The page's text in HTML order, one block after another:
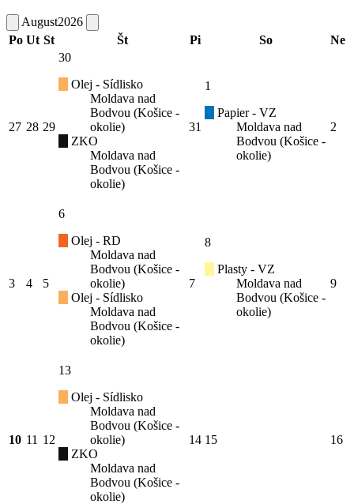
August2026
Po Ut St Št Pi So Ne
27 28 29
30
Olej - Sídlisko
Moldava nad
Bodvou (Košice -
okolie)
ZKO
Moldava nad
Bodvou (Košice -
okolie)
31
1
Papier - VZ
Moldava nad
Bodvou (Košice -
okolie)
2
3 4 5
6
Olej - RD
Moldava nad
Bodvou (Košice -
okolie)
Olej - Sídlisko
Moldava nad
Bodvou (Košice -
okolie)
7
8
Plasty - VZ
Moldava nad
Bodvou (Košice -
okolie)
9
10 11 12
13
Olej - Sídlisko
Moldava nad
Bodvou (Košice -
okolie)
ZKO
Moldava nad
Bodvou (Košice -
okolie)
14 15 16